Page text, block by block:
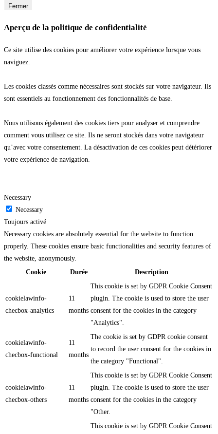
Fermer
Aperçu de la politique de confidentialité
Ce site utilise des cookies pour améliorer votre expérience lorsque vous
naviguez.
Les cookies classés comme nécessaires sont stockés sur votre navigateur. Ils
sont essentiels au fonctionnement des fonctionnalités de base.
Nous utilisons également des cookies tiers pour analyser et comprendre
comment vous utilisez ce site. Ils ne seront stockés dans votre navigateur
qu’avec votre consentement. La désactivation de ces cookies peut détériorer
votre expérience de navigation.
Necessary
Necessary
Toujours activé
Necessary cookies are absolutely essential for the website to function
properly. These cookies ensure basic functionalities and security features of
the website, anonymously.
Cookie
Durée Description
cookielawinfo-
checbox-analytics
11
months
This cookie is set by GDPR Cookie Consent
plugin. The cookie is used to store the user
consent for the cookies in the category
"Analytics".
cookielawinfo-
checbox-functional
11
months
The cookie is set by GDPR cookie consent
to record the user consent for the cookies in
the category "Functional".
cookielawinfo-
checbox-others
11
months
This cookie is set by GDPR Cookie Consent
plugin. The cookie is used to store the user
consent for the cookies in the category
"Other.
This cookie is set by GDPR Cookie Consent